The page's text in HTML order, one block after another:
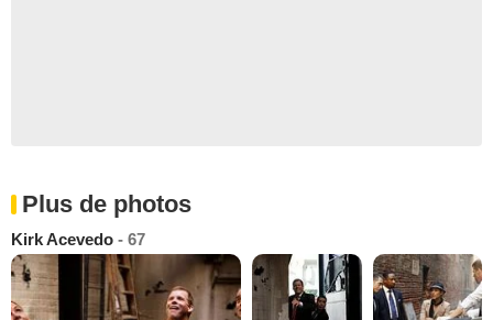
Plus de photos
Kirk Acevedo - 67